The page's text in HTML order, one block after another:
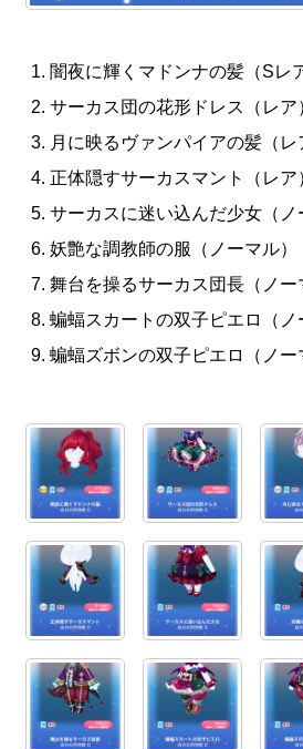
闇夜に輝くマドンナの髪（Sレ
サーカス団の花形ドレス（レア
月に映るヴァンパイアの髪（レ
正体隠すサーカスマント（レア
サーカスに迷い込んだ少女（ノ
妖艶な調教師の服（ノーマル）
舞台を操るサーカス団長（ノー
蝙蝠スカートの双子ピエロ（ノ
蝙蝠ズボンの双子ピエロ（ノー